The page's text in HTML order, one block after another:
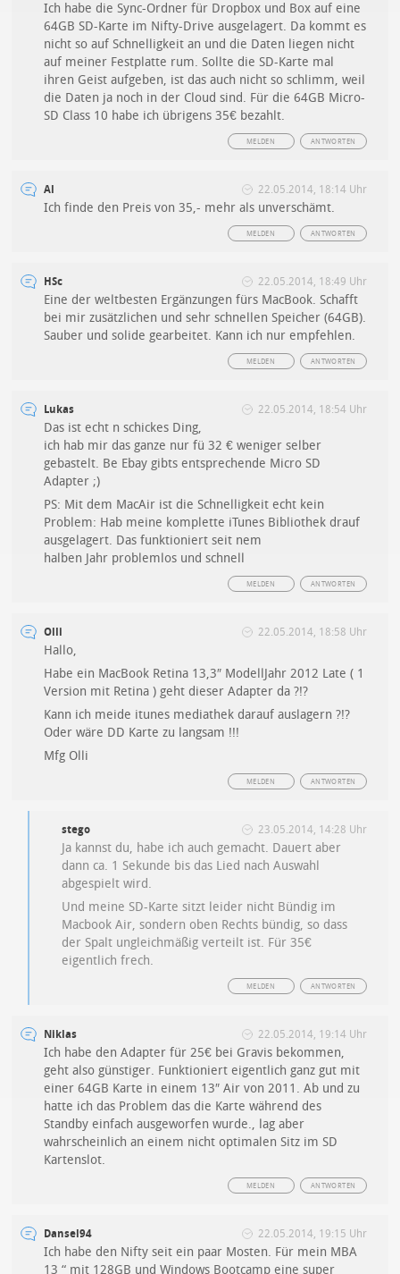
Ich habe die Sync-Ordner für Dropbox und Box auf eine
64GB SD-Karte im Nifty-Drive ausgelagert. Da kommt es
nicht so auf Schnelligkeit an und die Daten liegen nicht
auf meiner Festplatte rum. Sollte die SD-Karte mal
ihren Geist aufgeben, ist das auch nicht so schlimm, weil
die Daten ja noch in der Cloud sind. Für die 64GB Micro-
SD Class 10 habe ich übrigens 35€ bezahlt.
ANTWORTEN
MELDEN
Al 22.05.2014, 18:14 Uhr
Ich finde den Preis von 35,- mehr als unverschämt.
ANTWORTEN
MELDEN
HSc 22.05.2014, 18:49 Uhr
Eine der weltbesten Ergänzungen fürs MacBook. Schafft
bei mir zusätzlichen und sehr schnellen Speicher (64GB).
Sauber und solide gearbeitet. Kann ich nur empfehlen.
ANTWORTEN
MELDEN
Lukas 22.05.2014, 18:54 Uhr
Das ist echt n schickes Ding,
ich hab mir das ganze nur fü 32 € weniger selber
gebastelt. Be Ebay gibts entsprechende Micro SD
Adapter ;)
PS: Mit dem MacAir ist die Schnelligkeit echt kein
Problem: Hab meine komplette iTunes Bibliothek drauf
ausgelagert. Das funktioniert seit nem
halben Jahr problemlos und schnell
ANTWORTEN
MELDEN
Olli 22.05.2014, 18:58 Uhr
Hallo,
Habe ein MacBook Retina 13,3″ ModellJahr 2012 Late ( 1
Version mit Retina ) geht dieser Adapter da ?!?
Kann ich meide itunes mediathek darauf auslagern ?!?
Oder wäre DD Karte zu langsam !!!
Mfg Olli
ANTWORTEN
MELDEN
stego 23.05.2014, 14:28 Uhr
Ja kannst du, habe ich auch gemacht. Dauert aber
dann ca. 1 Sekunde bis das Lied nach Auswahl
abgespielt wird.
Und meine SD-Karte sitzt leider nicht Bündig im
Macbook Air, sondern oben Rechts bündig, so dass
der Spalt ungleichmäßig verteilt ist. Für 35€
eigentlich frech.
ANTWORTEN
MELDEN
Niklas 22.05.2014, 19:14 Uhr
Ich habe den Adapter für 25€ bei Gravis bekommen,
geht also günstiger. Funktioniert eigentlich ganz gut mit
einer 64GB Karte in einem 13″ Air von 2011. Ab und zu
hatte ich das Problem das die Karte während des
Standby einfach ausgeworfen wurde., lag aber
wahrscheinlich an einem nicht optimalen Sitz im SD
Kartenslot.
ANTWORTEN
MELDEN
Dansel94 22.05.2014, 19:15 Uhr
Ich habe den Nifty seit ein paar Mosten. Für mein MBA
13 “ mit 128GB und Windows Bootcamp eine super